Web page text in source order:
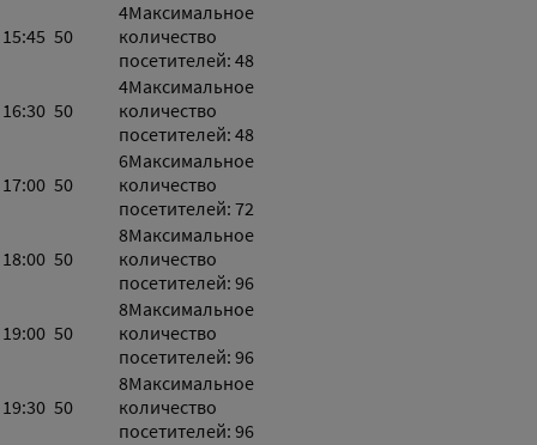
15:45 50
4Максимальное
количество
посетителей: 48
16:30 50
4Максимальное
количество
посетителей: 48
17:00 50
6Максимальное
количество
посетителей: 72
18:00 50
8Максимальное
количество
посетителей: 96
19:00 50
8Максимальное
количество
посетителей: 96
19:30 50
8Максимальное
количество
посетителей: 96